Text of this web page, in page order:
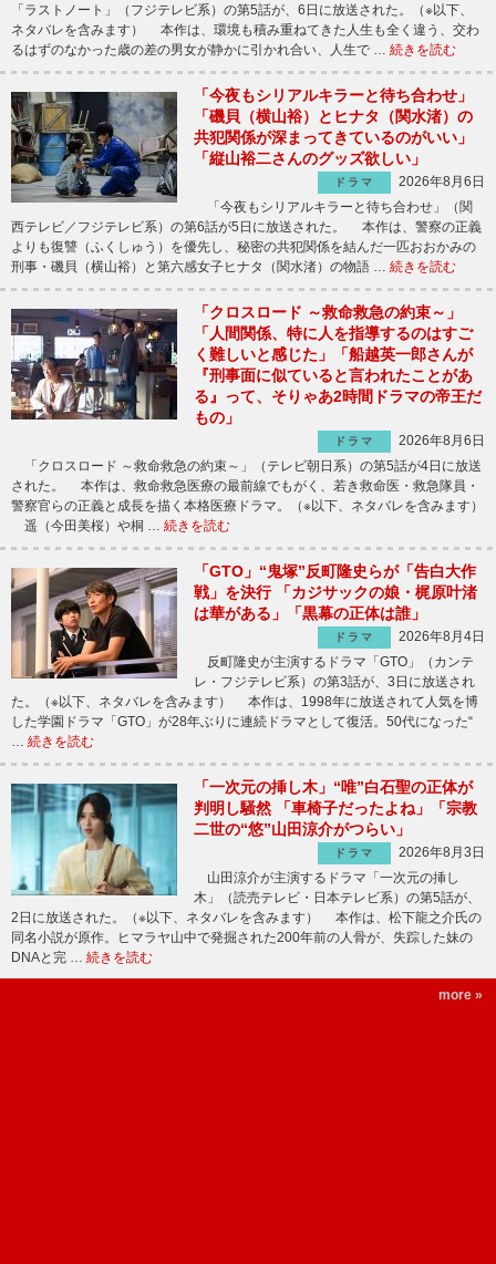
「ラストノート」（フジテレビ系）の第5話が、6日に放送された。（※以下、
ネタバレを含みます） 本作は、環境も積み重ねてきた人生も全く違う、交わ
るはずのなかった歳の差の男女が静かに引かれ合い、人生で … 続きを読む
「今夜もシリアルキラーと待ち合わせ」
「磯貝（横山裕）とヒナタ（関水渚）の
共犯関係が深まってきているのがいい」
「縦山裕二さんのグッズ欲しい」
ドラマ
2026年8月6日
「今夜もシリアルキラーと待ち合わせ」（関
西テレビ／フジテレビ系）の第6話が5日に放送された。 本作は、警察の正義
よりも復讐（ふくしゅう）を優先し、秘密の共犯関係を結んだ一匹おおかみの
刑事・磯貝（横山裕）と第六感女子ヒナタ（関水渚）の物語 … 続きを読む
「クロスロード ～救命救急の約束～」
「人間関係、特に人を指導するのはすご
く難しいと感じた」「船越英一郎さんが
『刑事面に似ていると言われたことがあ
る』って、そりゃあ2時間ドラマの帝王だ
もの」
ドラマ
2026年8月6日
「クロスロード ～救命救急の約束～」（テレビ朝日系）の第5話が4日に放送
された。 本作は、救命救急医療の最前線でもがく、若き救命医・救急隊員・
警察官らの正義と成長を描く本格医療ドラマ。（※以下、ネタバレを含みます）
遥（今田美桜）や桐 … 続きを読む
「GTO」“鬼塚”反町隆史らが「告白大作
戦」を決行 「カジサックの娘・梶原叶渚
は華がある」「黒幕の正体は誰」
ドラマ
2026年8月4日
反町隆史が主演するドラマ「GTO」（カンテ
レ・フジテレビ系）の第3話が、3日に放送され
た。（※以下、ネタバレを含みます） 本作は、1998年に放送されて人気を博
した学園ドラマ「GTO」が28年ぶりに連続ドラマとして復活。50代になった“
続きを読む
「一次元の挿し木」“唯”白石聖の正体が
判明し騒然 「車椅子だったよね」「宗教
二世の“悠”山田涼介がつらい」
ドラマ
2026年8月3日
山田涼介が主演するドラマ「一次元の挿し
木」（読売テレビ・日本テレビ系）の第5話が、
2日に放送された。（※以下、ネタバレを含みます） 本作は、松下龍之介氏の
同名小説が原作。ヒマラヤ山中で発掘された200年前の人骨が、失踪した妹の
DNAと完 … 続きを読む
more »